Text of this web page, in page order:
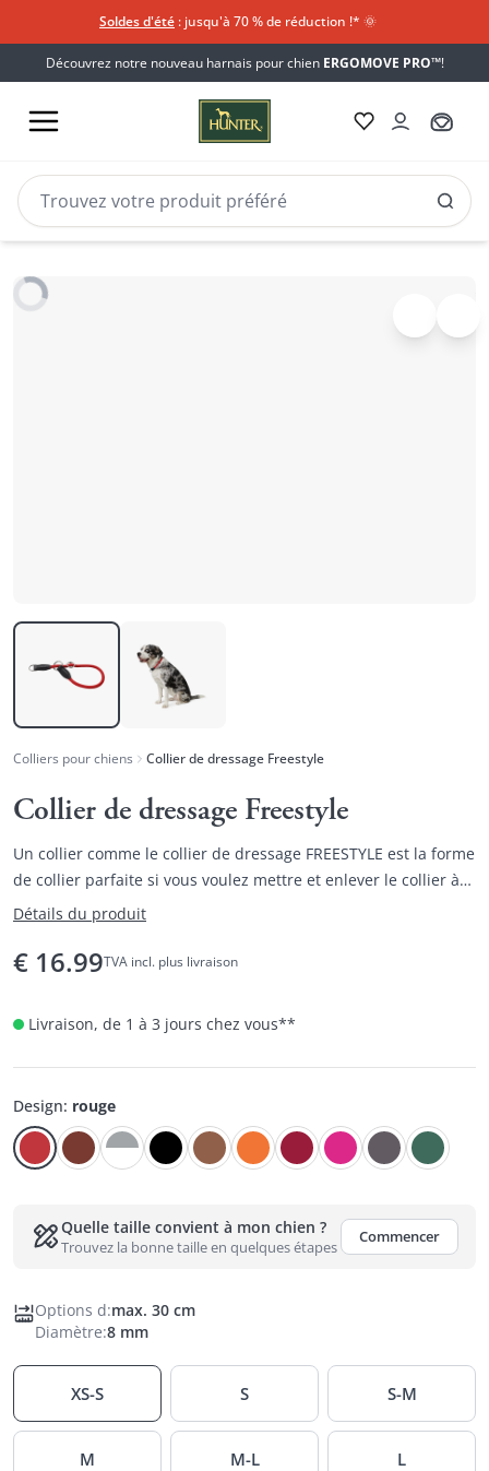
Soldes d'été : jusqu'à 70 % de réduction !*​ 🌞
Découvrez notre nouveau harnais pour chien ERGOMOVE PRO™!
Colliers pour chiens Collier de dressage Freestyle
Collier de dressage Freestyle
Un collier comme le collier de dressage FREESTYLE est la forme
de collier parfaite si vous voulez mettre et enlever le collier à
votre chien rapidement, ou si vous préférez l'option spéciale
Détails du produit
€ 16.99TVA incl. plus livraison
Livraison, de 1 à 3 jours chez vous**
Design: rouge
Quelle taille convient à mon chien ?
Trouvez la bonne taille en quelques étapes
Commencer
Options d:max. 30 cm
Diamètre:8 mm
XS-S S S-M
M M-L L